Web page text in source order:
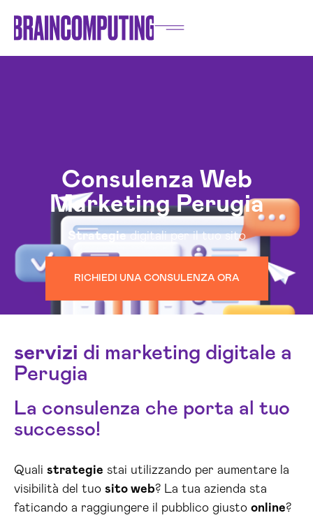
Consulenza Web
Marketing Perugia
Strategiedigitali per il tuo sito
RICHIEDI UNA CONSULENZA ORA
servizi di marketing digitale a
Perugia
La consulenza che porta al tuo
successo!
Quali strategie stai utilizzando per aumentare la
visibilità del tuo sito web? La tua azienda sta
faticando a raggiungere il pubblico giusto online?